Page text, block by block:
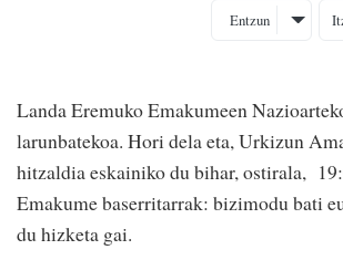
Entzun
Landa Eremuko Emakumeen
larunbatekoa. Hori dela eta, Urkizun
hitzaldia eskainiko du bihar, ostirala,
Emakume baserritarrak: bizimodu bati
du hizketa gai.